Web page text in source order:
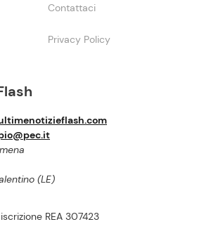
(LE)
REA 307423
Contattaci
Privacy Policy